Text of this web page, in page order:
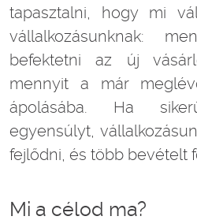
tapasztalni, hogy mi
vállalkozásunknak:
befektetni az új
mennyit a már
ápolásába. Ha
egyensúlyt,
fejlődni, és több bevételt
Mi a célod ma?